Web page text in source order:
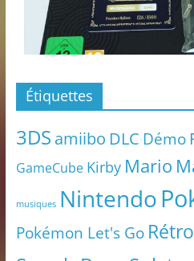
Étiquettes
3DS amiibo DLC Démo
GameCube Kirby Mario
musiques Nintendo
Pokémon Let's Go Rétro